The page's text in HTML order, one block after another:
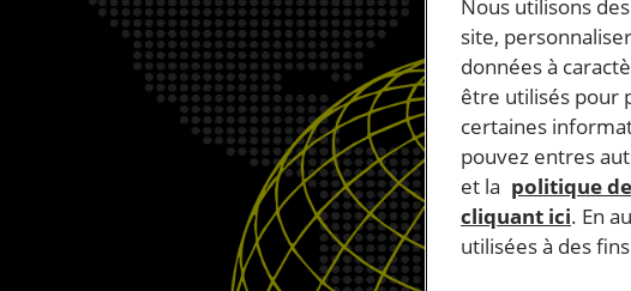
Nous utilisons
site,
données à
être utilisés pour
certaines
pouvez entres
et la politique
cliquant ici. En
utilisées à des